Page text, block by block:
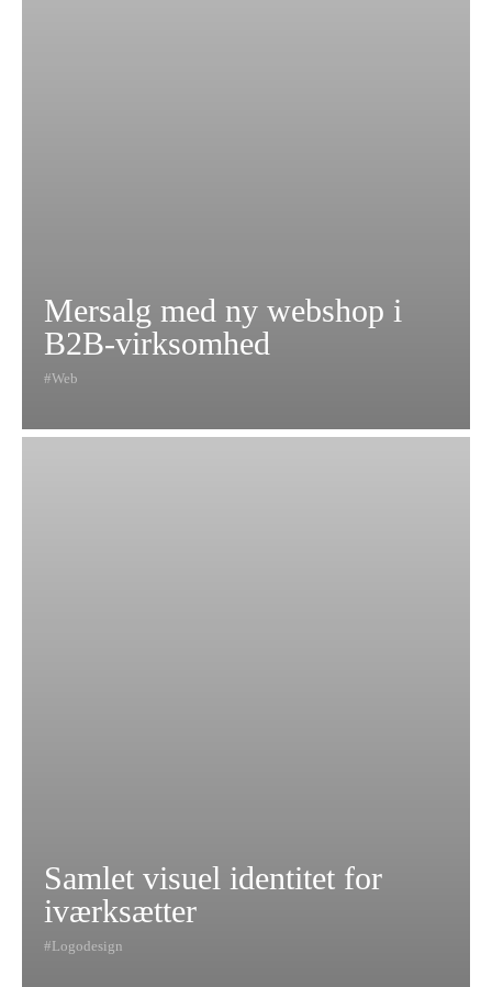
Mersalg med ny webshop i
B2B-virksomhed
Web
Samlet visuel identitet for
iværksætter
Logodesign